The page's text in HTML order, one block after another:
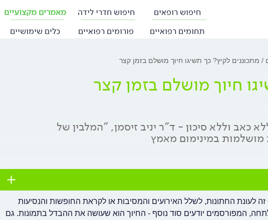
חיפוש רופאים חיפוש חדרי לידה מאמרים מקצועיים
תחומים רפואיים
פורומים רפואיים כלים שימושיים
מתכוננים לקיץ? כך תשיגו חיוך מושלם בזמן קצר
חיוך מושלם בזמן קצר
כאב וללא סיכון - ד"ר יניב זיסמן, "המלבין של
במינימום מאמץ
לעונת החתונות, לשלל האירועים והמסיבות או לקראת החופשות והנסיעות
המפורסמים יודעים סוד נוסף - החיוך הוא שעושה את ההבדל בתמונות. גם